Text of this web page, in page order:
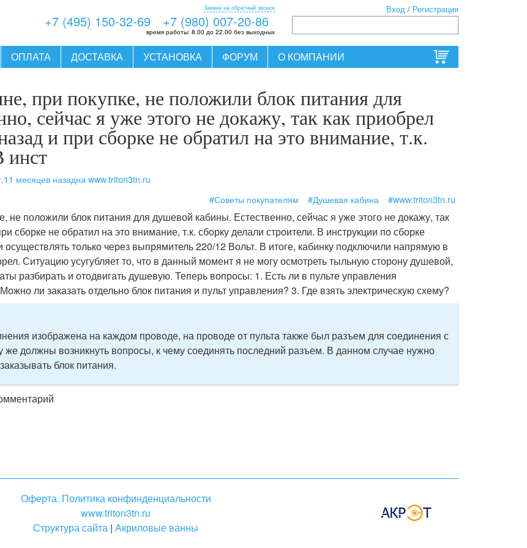
+7 (495) 150-32-69 +7 (980) 007-20-86
Заявка на обратный звонок
время работы: 8.00 до 22.00 без выходных
Вход / Регистрация
ОПЛАТА ДОСТАВКА УСТАНОВКА ФОРУМ О КОМПАНИИ
при покупке, не положили блок питания для
сейчас я уже этого не докажу, так как приобрел
и при сборке не обратил на это внимание, т.к.
инст
месяцев назадна www.triton3tn.ru
#Советы покупателям
#Душевая кабина #www.triton3tn.ru
не положили блок питания для душевой кабины. Естественно, сейчас я уже этого не докажу, так
сборке не обратил на это внимание, т.к. сборку делали строители. В инструкции по сборке
осуществлять только через выпрямитель 220/12 Вольт. В итоге, кабинку подключили напрямую в
Ситуацию усугубляет то, что в данный момент я не могу осмотреть тыльную сторону душевой,
разбирать и отодвигать душевую. Теперь вопросы: 1. Есть ли в пульте управления
ли заказать отдельно блок питания и пульт управления? 3. Где взять электрическую схему?
изображена на каждом проводе, на проводе от пульта также был разъем для соединения с
же должны возникнуть вопросы, к чему соединять последний разъем. В данном случае нужно
блок питания.
Оферта. Политика конфинденциальности
www.triton3tn.ru
Структура сайта | Акриловые ванны